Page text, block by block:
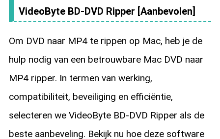
VideoByte BD-DVD Ripper [Aanbevolen]
Om DVD naar MP4 te rippen op Mac, heb je de
hulp nodig van een betrouwbare Mac DVD naar
MP4 ripper. In termen van werking,
compatibiliteit, beveiliging en efficiëntie,
selecteren we VideoByte BD-DVD Ripper als de
beste aanbeveling. Bekijk nu hoe deze software